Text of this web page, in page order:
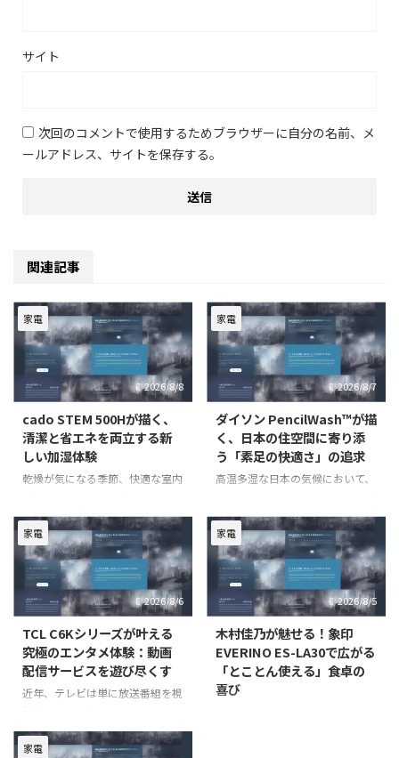
サイト
次回のコメントで使用するためブラウザーに自分の名前、メ
ールアドレス、サイトを保存する。
関連記事
家電
2026/8/8
cado STEM 500Hが描く、
清潔と省エネを両立する新
しい加湿体験
乾燥が気になる季節、快適な室内
ない家電です。しかし、従来の加
湿器には「お手入れの手間」や
「衛生面への懸念」といった課題
が常に付きまとっていました。特
に、水槽のぬめりやカビの発生
は、清潔なミストを供給する上で
大き
家電
2026/8/7
ダイソン PencilWash™が描
く、日本の住空間に寄り添
う「素足の快適さ」の追求
高温多湿な日本の気候において、
の悩みです。特に素足で過ごす時
間が増える季節には、その不快感
は一層高まります。しかし、従来
の雑巾掛けやフロアワイパーでの
水拭きは、重労働であり、時間も
手間もかかるため、日常的に行う
家電
2026/8/6
TCL C6Kシリーズが叶える
究極のエンタメ体験：動画
配信サービスを遊び尽くす
近年、テレビは単に放送番組を視
ネットに接続して多様なコンテン
ツを楽しむためのハブへと進化し
家電
2026/8/5
木村佳乃が魅せる！象印
EVERINO ES-LA30で広がる
「とことん使える」食卓の
喜び
家電